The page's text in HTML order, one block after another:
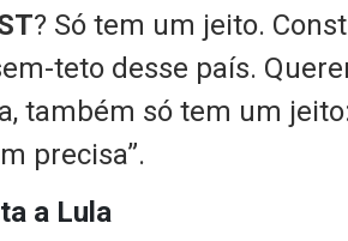
? Só tem um jeito.
teto desse país.
também só tem um
precisa”.
a Lula